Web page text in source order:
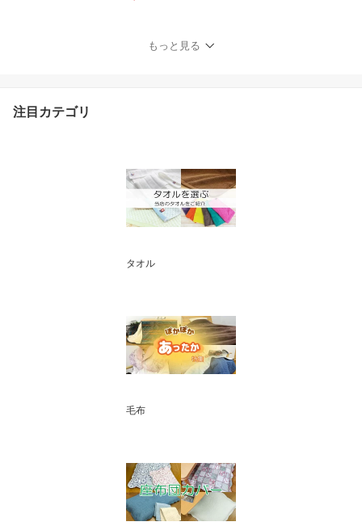
日 旅館浴衣 ゆかた ルー
ムウェア 部屋着 ナイト
もっと見る
注目カテゴリ
タオル
毛布